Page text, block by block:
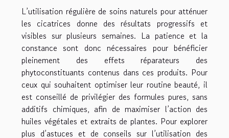
L’utilisation régulière de soins naturels pour atténuer
les cicatrices donne des résultats progressifs et
visibles sur plusieurs semaines. La patience et la
constance sont donc nécessaires pour bénéficier
pleinement des effets réparateurs des
phytoconstituants contenus dans ces produits. Pour
ceux qui souhaitent optimiser leur routine beauté, il
est conseillé de privilégier des formules pures, sans
additifs chimiques, afin de maximiser l’action des
huiles végétales et extraits de plantes. Pour explorer
plus d’astuces et de conseils sur l’utilisation des